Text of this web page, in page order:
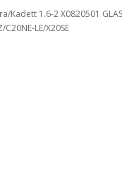
1.6-2 X0820501
LE/X20SE